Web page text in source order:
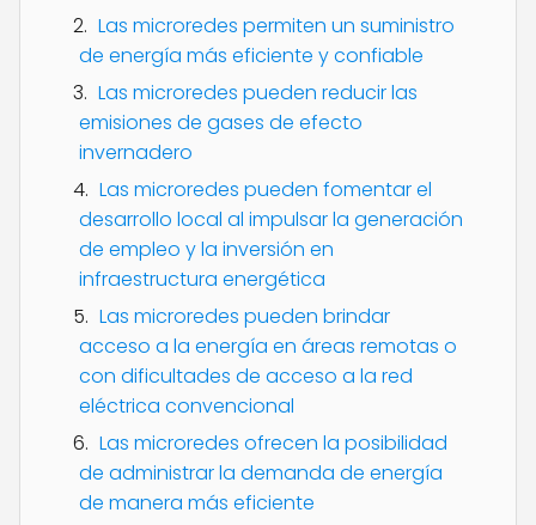
Las microredes permiten un suministro
de energía más eficiente y confiable
Las microredes pueden reducir las
emisiones de gases de efecto
invernadero
Las microredes pueden fomentar el
desarrollo local al impulsar la generación
de empleo y la inversión en
infraestructura energética
Las microredes pueden brindar
acceso a la energía en áreas remotas o
con dificultades de acceso a la red
eléctrica convencional
Las microredes ofrecen la posibilidad
de administrar la demanda de energía
de manera más eficiente